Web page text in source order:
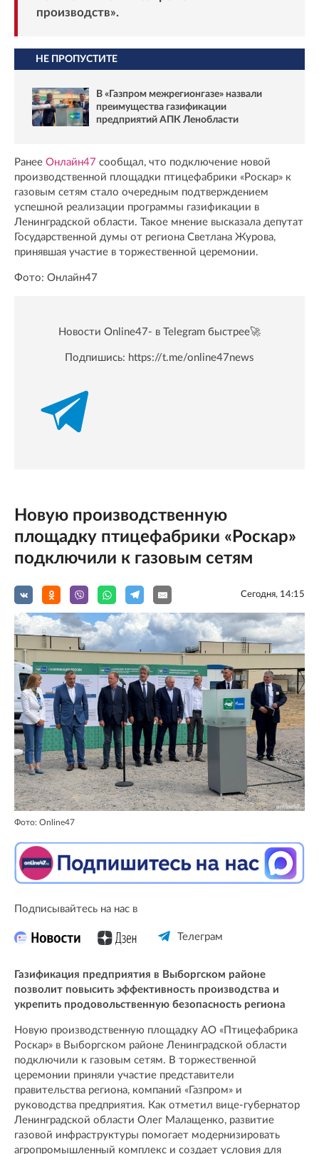
производств».
НЕ ПРОПУСТИТЕ
В «Газпром межрегионгазе» назвали
преимущества газификации
предприятий АПК Ленобласти
Ранее Онлайн47 сообщал, что подключение новой
производственной площадки птицефабрики «Роскар» к
газовым сетям стало очередным подтверждением
успешной реализации программы газификации в
Ленинградской области. Такое мнение высказала депутат
Государственной думы от региона Светлана Журова,
принявшая участие в торжественной церемонии.
Фото: Онлайн47
Новости Online47- в Telegram быстрее🚀
Подпишись: https://t.me/online47news
Новую производственную
площадку птицефабрики «Роскар»
подключили к газовым сетям
Сегодня, 14:15
Фото: Online47
Подписывайтесь на нас в
Телеграм
Газификация предприятия в Выборгском районе
позволит повысить эффективность производства и
укрепить продовольственную безопасность региона
Новую производственную площадку АО «Птицефабрика
Роскар» в Выборгском районе Ленинградской области
подключили к газовым сетям. В торжественной
церемонии приняли участие представители
правительства региона, компаний «Газпром» и
руководства предприятия. Как отметил вице-губернатор
Ленинградской области Олег Малащенко, развитие
газовой инфраструктуры помогает модернизировать
агропромышленный комплекс и создает условия для